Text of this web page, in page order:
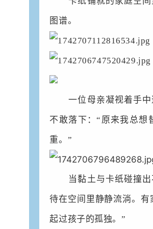
图谱。
一位母亲凝视着手
不敢落下：“原来我总想
重。”
当黏土与卡纸碰撞
待在空间里静静流淌。
起过孩子的孤独。”